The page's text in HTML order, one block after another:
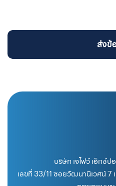
ส่งข้
บริษัท เจไฟว์ เอ็กซ์
เลขที่ 33/11 ซอยวัฒนานิเวศน์ 7